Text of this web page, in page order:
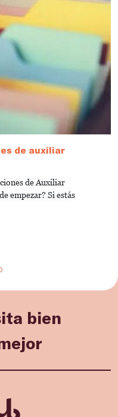
de auxiliar
de Auxiliar
empezar? Si estás
bien